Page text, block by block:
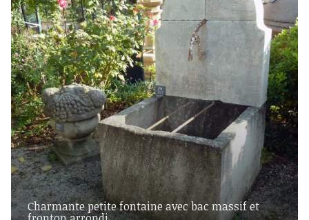
Charmante petite fontaine avec bac massif et